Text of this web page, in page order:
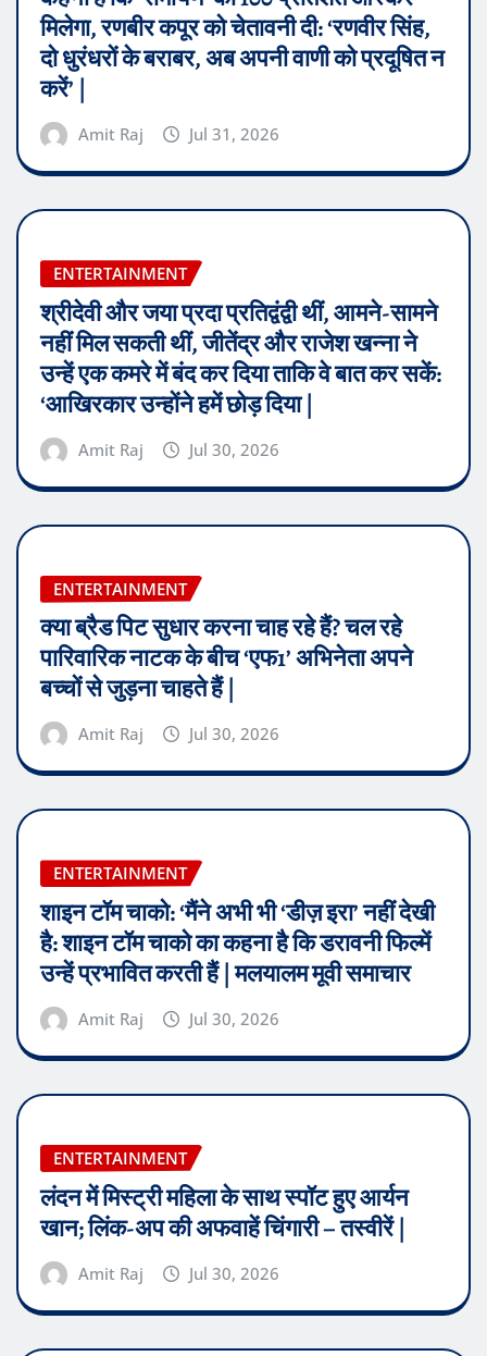
मिलेगा, रणबीर कपूर को चेतावनी दी: ‘रणवीर सिंह,
दो धुरंधरों के बराबर, अब अपनी वाणी को प्रदूषित न
करें’ |
Amit Raj Jul 31, 2026
ENTERTAINMENT
श्रीदेवी और जया प्रदा प्रतिद्वंद्वी थीं, आमने-सामने
नहीं मिल सकती थीं, जीतेंद्र और राजेश खन्ना ने
उन्हें एक कमरे में बंद कर दिया ताकि वे बात कर सकें:
‘आखिरकार उन्होंने हमें छोड़ दिया |
Amit Raj Jul 30, 2026
ENTERTAINMENT
क्या ब्रैड पिट सुधार करना चाह रहे हैं? चल रहे
पारिवारिक नाटक के बीच ‘एफ1’ अभिनेता अपने
बच्चों से जुड़ना चाहते हैं |
Amit Raj Jul 30, 2026
ENTERTAINMENT
शाइन टॉम चाको: ‘मैंने अभी भी ‘डीज़ इरा’ नहीं देखी
है: शाइन टॉम चाको का कहना है कि डरावनी फिल्में
उन्हें प्रभावित करती हैं | मलयालम मूवी समाचार
Amit Raj Jul 30, 2026
ENTERTAINMENT
लंदन में मिस्ट्री महिला के साथ स्पॉट हुए आर्यन
खान; लिंक-अप की अफवाहें चिंगारी – तस्वीरें |
Amit Raj Jul 30, 2026